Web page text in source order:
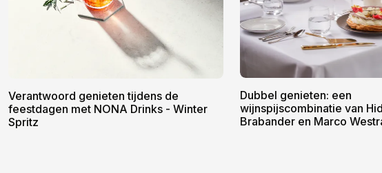
Verantwoord genieten tijdens de
feestdagen met NONA Drinks - Winter
Spritz
Dubbel genieten: een
wijnspijscombinatie van
Brabander en Marco